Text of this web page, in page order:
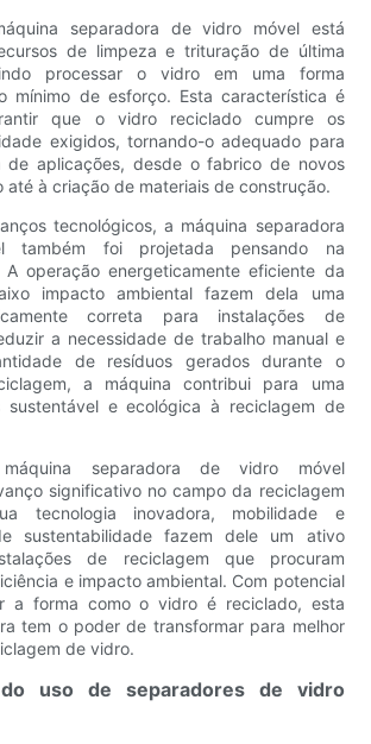
separadora de vidro móvel está
de limpeza e trituração de última
processar o vidro em uma forma
mínimo de esforço. Esta característica é
que o vidro reciclado cumpre os
exigidos, tornando-o adequado para
de aplicações, desde o fabrico de novos
até à criação de materiais de construção.
tecnológicos, a máquina separadora
também foi projetada pensando na
A operação energeticamente eficiente da
impacto ambiental fazem dela uma
correta para instalações de
a necessidade de trabalho manual e
de resíduos gerados durante o
a máquina contribui para uma
sustentável e ecológica à reciclagem de
separadora de vidro móvel
significativo no campo da reciclagem
tecnologia inovadora, mobilidade e
sustentabilidade fazem dele um ativo
de reciclagem que procuram
e impacto ambiental. Com potencial
a forma como o vidro é reciclado, esta
tem o poder de transformar para melhor
de vidro.
uso de separadores de vidro